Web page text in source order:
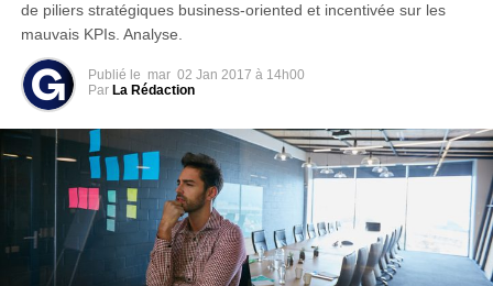
de piliers stratégiques business-oriented et incentivée sur les
mauvais KPIs. Analyse.
Publié le mar 02 Jan 2017 à 14h00
Par La Rédaction